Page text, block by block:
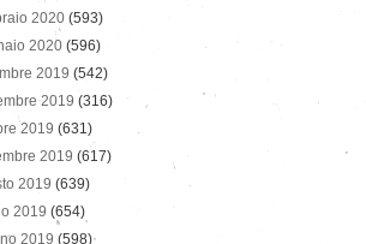
2020 (593)
2020 (596)
2019 (542)
2019 (316)
2019 (631)
2019 (617)
2019 (639)
2019 (654)
2019 (598)